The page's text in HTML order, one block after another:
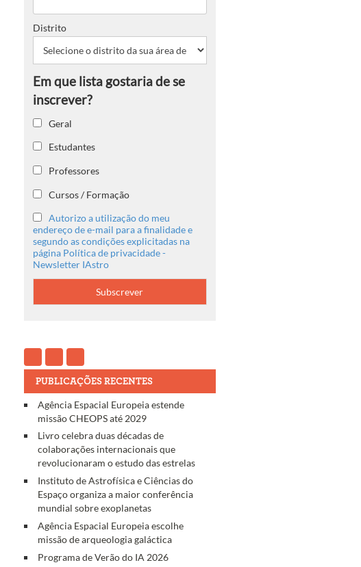
Distrito
Geral
Estudantes
Professores
Cursos / Formação
Autorizo a utilização do meu
endereço de e-mail para a finalidade e
segundo as condições explicitadas na
página Política de privacidade -
Newsletter IAstro
PUBLICAÇÕES RECENTES
Agência Espacial Europeia estende
missão CHEOPS até 2029
Livro celebra duas décadas de
colaborações internacionais que
revolucionaram o estudo das estrelas
Instituto de Astrofísica e Ciências do
Espaço organiza a maior conferência
mundial sobre exoplanetas
Agência Espacial Europeia escolhe
missão de arqueologia galáctica
Programa de Verão do IA 2026